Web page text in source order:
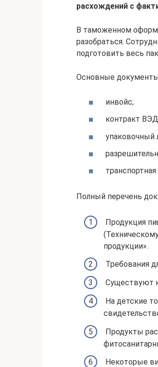
расхождений с
В таможенном
разобраться.
подготовить весь
Основные
инвойс;
контракт
упаковочный
транспортная
Полный перечень
Продукция
продукции».
Требования
Существуют
На детские
Продукты
Некоторые